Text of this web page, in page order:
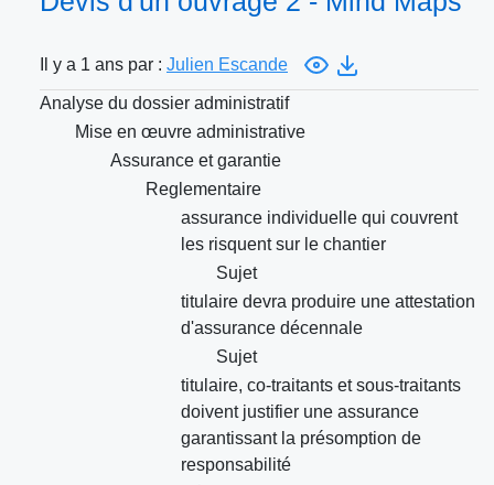
Il y a 1 ans par : Julien Escande
Analyse du dossier administratif
Mise en œuvre administrative
Assurance et garantie
Reglementaire
assurance individuelle qui couvrent
les risquent sur le chantier
Sujet
titulaire devra produire une attestation
d'assurance décennale
Sujet
titulaire, co-traitants et sous-traitants
doivent justifier une assurance
garantissant la présomption de
responsabilité